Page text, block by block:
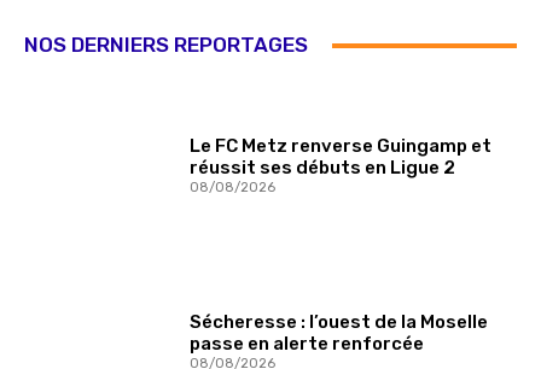
NOS DERNIERS REPORTAGES
Le FC Metz renverse Guingamp et
réussit ses débuts en Ligue 2
08/08/2026
Sécheresse : l’ouest de la Moselle
passe en alerte renforcée
08/08/2026